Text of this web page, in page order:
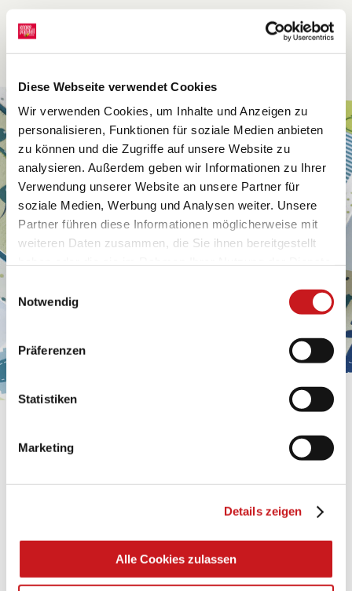
Diese Webseite verwendet Cookies
Wir verwenden Cookies, um Inhalte und Anzeigen zu
personalisieren, Funktionen für soziale Medien anbieten
zu können und die Zugriffe auf unsere Website zu
analysieren. Außerdem geben wir Informationen zu Ihrer
Verwendung unserer Website an unsere Partner für
soziale Medien, Werbung und Analysen weiter. Unsere
Partner führen diese Informationen möglicherweise mit
weiteren Daten zusammen, die Sie ihnen bereitgestellt
Datenschutzhinweisen
mehr darüber, wer wir sind, wie
personenbezogene Daten verarbeiten. Hier geht’s zum
Impressum.
Notwendig
Präferenzen
Statistiken
Marketing
Details zeigen
Alle Cookies zulassen
Eine Überraschung der besonderten Art und
unübertroffen in der Wirkung. Probieren Sie es aus.
Zum Tipp